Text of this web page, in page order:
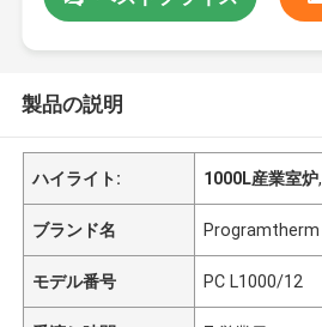
製品の説明
ハイライト: 1000L産業室炉,
ブランド名 Programtherm
モデル番号 PC L1000/12